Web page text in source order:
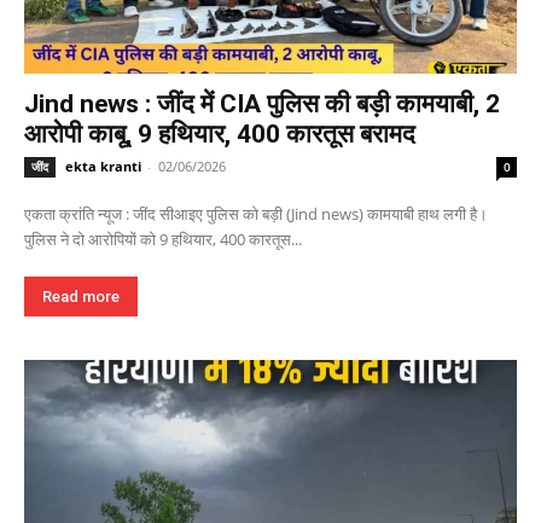
Jind news : जींद में CIA पुलिस की बड़ी कामयाबी, 2
आरोपी काबू, 9 हथियार, 400 कारतूस बरामद
जींद ekta kranti - 02/06/2026 0
एकता क्रांति न्यूज : जींद सीआइए पुलिस को बड़ी (Jind news) कामयाबी हाथ लगी है।
पुलिस ने दो आरोपियों को 9 हथियार, 400 कारतूस...
Read more